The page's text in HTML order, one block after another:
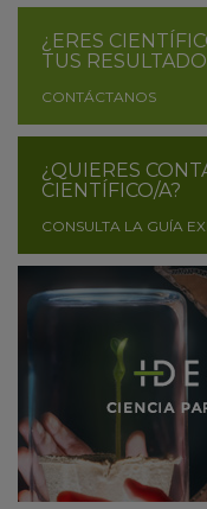
¿ERES
TUS
CONTÁCTANOS
¿QUIERES
CIENTÍFICO/A?
CONSULTA LA GUÍA